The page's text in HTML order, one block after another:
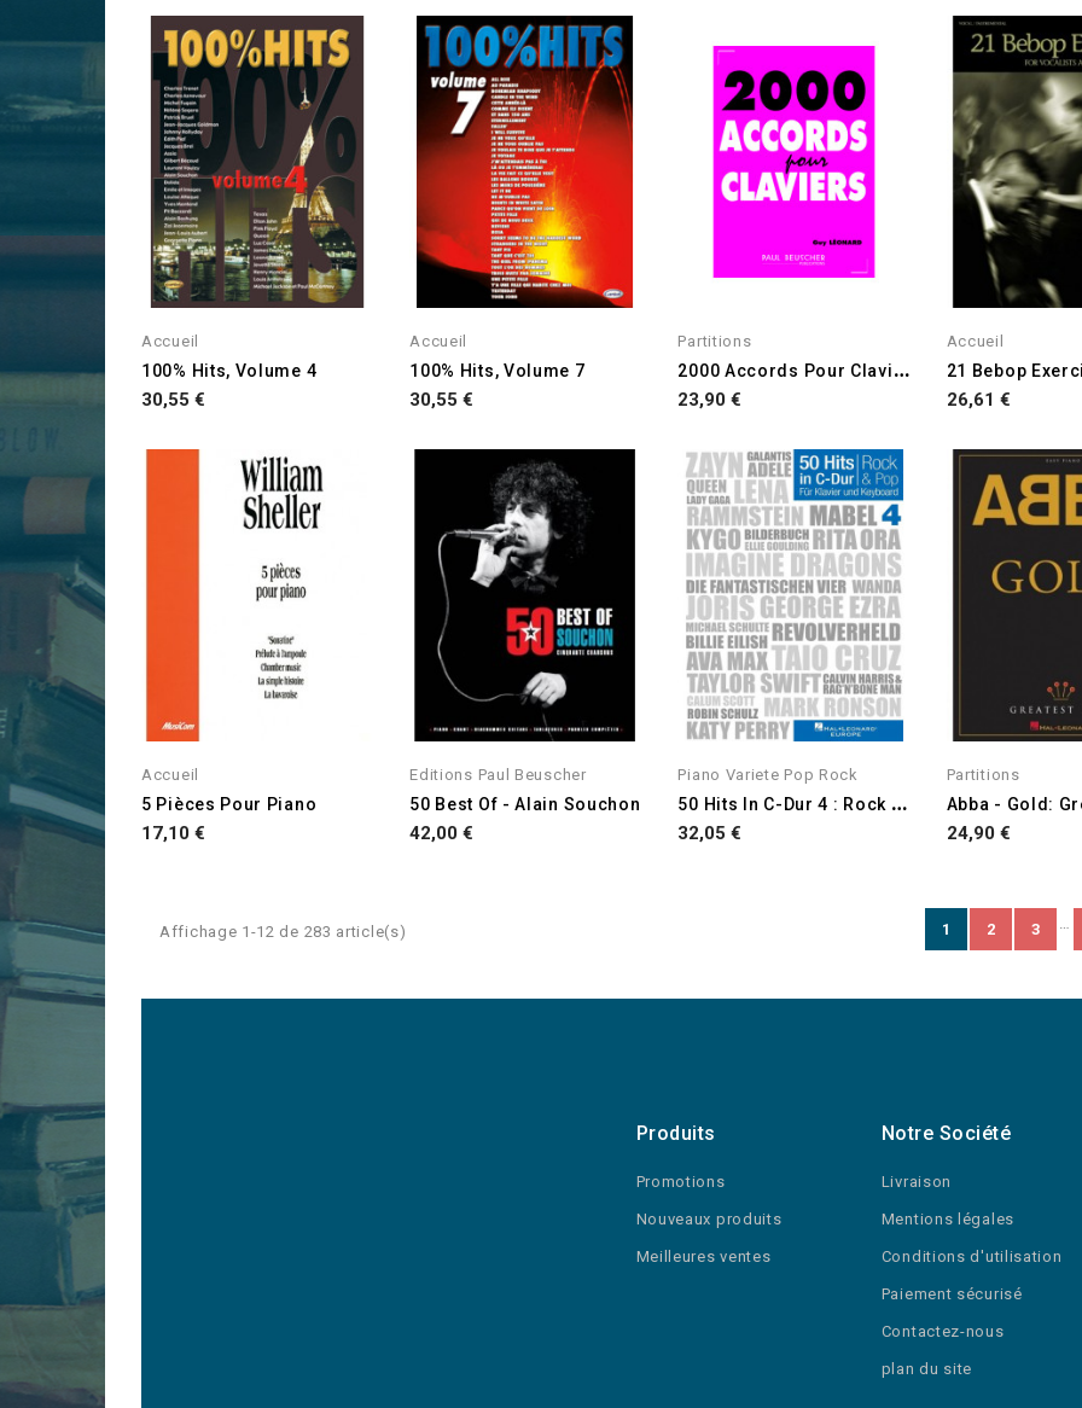
Accueil
100% Hits, Volume 4
Prix
30,55 €
Accueil
100% Hits, Volume 7
Prix
30,55 €
Partitions
2
000 Accords Pour Claviers
Prix
23,90 €
Accueil
21 Bebop
Prix
26,61 €
Accueil
5 Pièces Pour Piano
Prix
17,10 €
Editions Paul Beuscher
50 Best Of - Alain Souchon
Prix
42,00 €
Piano Variete Pop Rock
5
0 Hits In C-Dur 4 : Rock &...
Prix
32,05 €
Partitions
Prix
24,90 €
Affichage 1-12 de 283 article(s) 1 2 3 …
Produits
Promotions
Nouveaux produits
Meilleures ventes
Notre Société
Livraison
Mentions légales
Conditions d'utilisation
Paiement sécurisé
Contactez-nous
plan du site